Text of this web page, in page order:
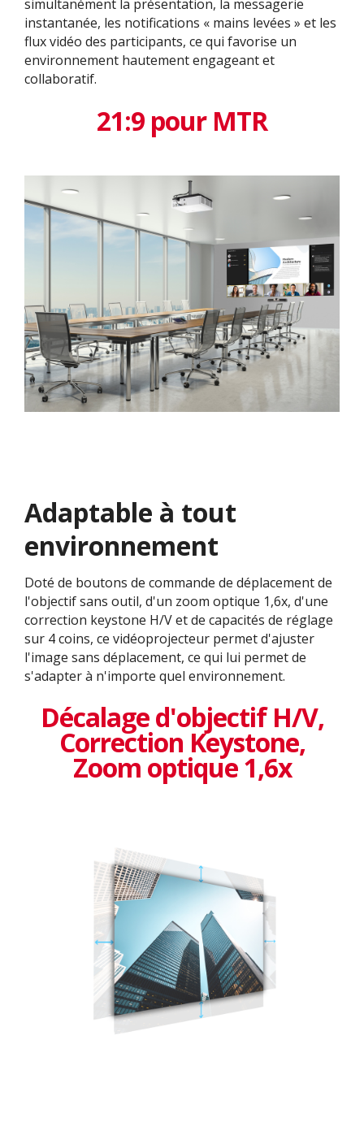
simultanément la présentation, la messagerie
instantanée, les notifications « mains levées » et les
flux vidéo des participants, ce qui favorise un
environnement hautement engageant et
collaboratif.
21:9 pour MTR
Adaptable à tout
environnement
Doté de boutons de commande de déplacement de
l'objectif sans outil, d'un zoom optique 1,6x, d'une
correction keystone H/V et de capacités de réglage
sur 4 coins, ce vidéoprojecteur permet d'ajuster
l'image sans déplacement, ce qui lui permet de
s'adapter à n'importe quel environnement.
Décalage d'objectif H/V,
Correction Keystone,
Zoom optique 1,6x